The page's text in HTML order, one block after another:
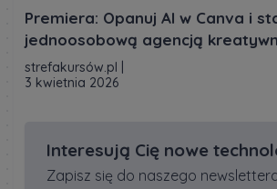
Premiera: Opanuj AI w Canva i
jednoosobową agencją
strefakursów.pl
3 kwietnia 2026
Interesują Cię nowe
Zapisz się do naszego